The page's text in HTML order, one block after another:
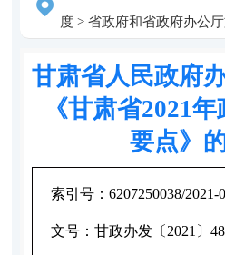
度> 省政府和省政府办公
甘肃省人民政府
《甘肃省2021
要点》
索引号： 6207250038/2021-
文号： 甘政办发〔2021〕